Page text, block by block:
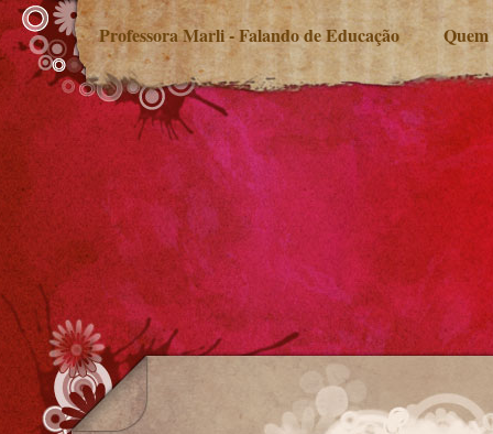
Professora Marli - Falando de Educação Quem
Saúde mental do professor